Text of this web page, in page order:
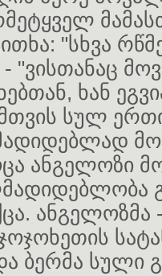
"სხვა
ხან
სულ
ანგელოზი
ანგელოზმა
ბერმა სული